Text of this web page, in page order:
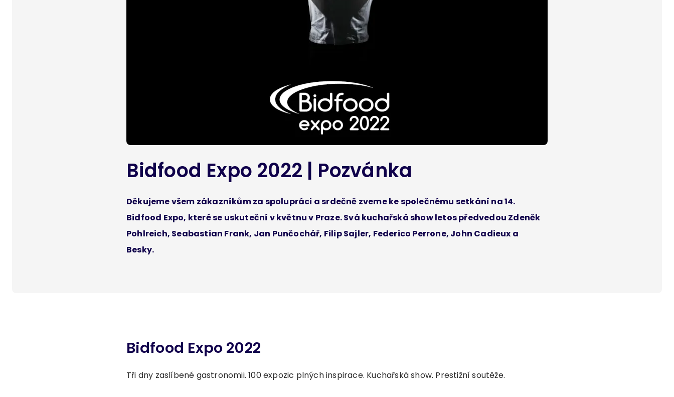
Bidfood Expo 2022 | Pozvánka
Děkujeme všem zákazníkům za spolupráci a srdečně zveme ke společnému setkání na 14.
Bidfood Expo, které se uskuteční v květnu v Praze. Svá kuchařská show letos předvedou Zdeněk
Pohlreich, Seabastian Frank, Jan Punčochář, Filip Sajler, Federico Perrone, John Cadieux a
Besky.
Bidfood Expo 2022
Tři dny zaslíbené gastronomii. 100 expozic plných inspirace. Kuchařská show. Prestižní soutěže.